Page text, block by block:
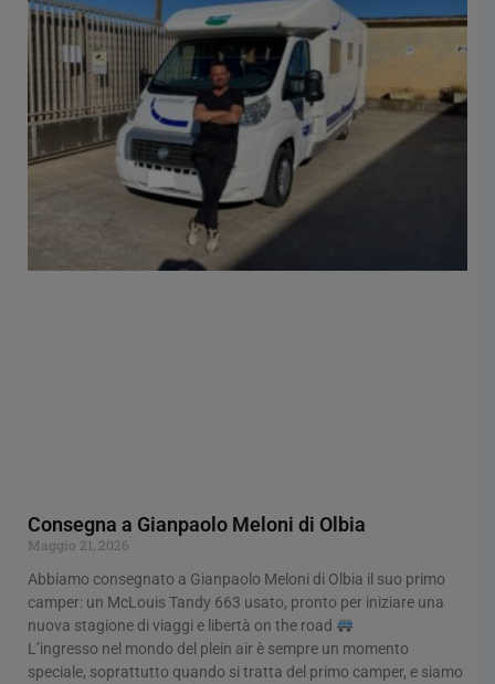
Consegna a Gianpaolo Meloni di Olbia
Maggio 21, 2026
Abbiamo consegnato a Gianpaolo Meloni di Olbia il suo primo
camper: un McLouis Tandy 663 usato, pronto per iniziare una
nuova stagione di viaggi e libertà on the road
L’ingresso nel mondo del plein air è sempre un momento
speciale, soprattutto quando si tratta del primo camper, e siamo